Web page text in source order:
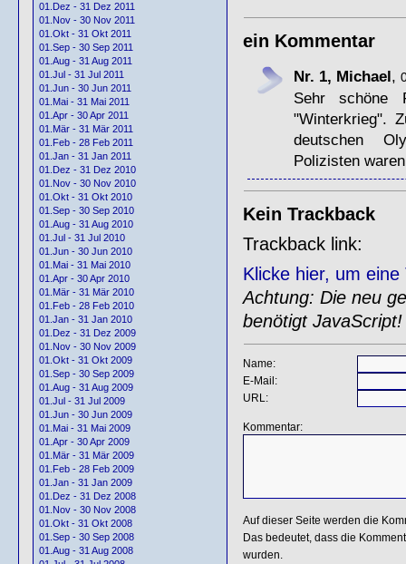
01.Dez - 31 Dez 2011
01.Nov - 30 Nov 2011
01.Okt - 31 Okt 2011
01.Sep - 30 Sep 2011
01.Aug - 31 Aug 2011
01.Jul - 31 Jul 2011
01.Jun - 30 Jun 2011
01.Mai - 31 Mai 2011
01.Apr - 30 Apr 2011
01.Mär - 31 Mär 2011
01.Feb - 28 Feb 2011
01.Jan - 31 Jan 2011
01.Dez - 31 Dez 2010
01.Nov - 30 Nov 2010
01.Okt - 31 Okt 2010
01.Sep - 30 Sep 2010
01.Aug - 31 Aug 2010
01.Jul - 31 Jul 2010
01.Jun - 30 Jun 2010
01.Mai - 31 Mai 2010
01.Apr - 30 Apr 2010
01.Mär - 31 Mär 2010
01.Feb - 28 Feb 2010
01.Jan - 31 Jan 2010
01.Dez - 31 Dez 2009
01.Nov - 30 Nov 2009
01.Okt - 31 Okt 2009
01.Sep - 30 Sep 2009
01.Aug - 31 Aug 2009
01.Jul - 31 Jul 2009
01.Jun - 30 Jun 2009
01.Mai - 31 Mai 2009
01.Apr - 30 Apr 2009
01.Mär - 31 Mär 2009
01.Feb - 28 Feb 2009
01.Jan - 31 Jan 2009
01.Dez - 31 Dez 2008
01.Nov - 30 Nov 2008
01.Okt - 31 Okt 2008
01.Sep - 30 Sep 2008
01.Aug - 31 Aug 2008
ein Kommentar
Nr. 1, Michael,
Sehr schöne
"Winterkrieg".
deutschen
Polizisten
Kein Trackback
Trackback link:
Klicke hier, um
Achtung: Die neu
benötigt JavaScript!
Name:
E-Mail:
URL:
Kommentar:
Auf dieser Seite werden die
Das bedeutet, dass die
wurden.